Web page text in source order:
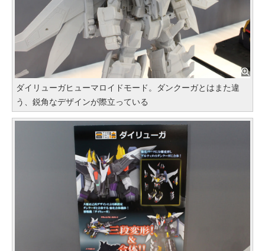
ダイリューガヒューマロイドモード。ダンクーガとはまた違
う、鋭角なデザインが際立っている